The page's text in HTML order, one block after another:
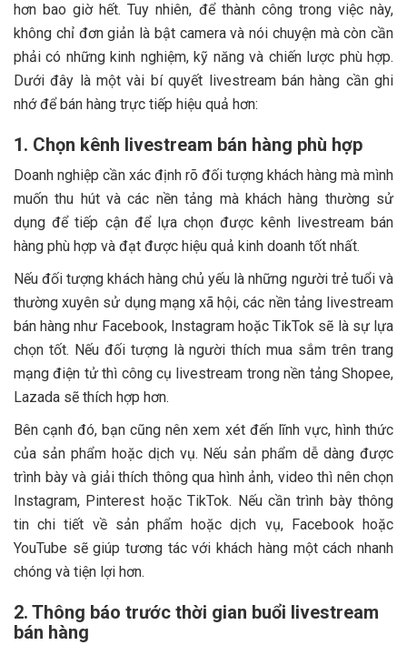
hơn bao giờ hết. Tuy nhiên, để thành công trong việc này,
không chỉ đơn giản là bật camera và nói chuyện mà còn cần
phải có những kinh nghiệm, kỹ năng và chiến lược phù hợp.
Dưới đây là một vài bí quyết livestream bán hàng cần ghi
nhớ để bán hàng trực tiếp hiệu quả hơn:
1. Chọn kênh livestream bán hàng phù hợp
Doanh nghiệp cần xác định rõ đối tượng khách hàng mà mình
muốn thu hút và các nền tảng mà khách hàng thường sử
dụng để tiếp cận để lựa chọn được kênh livestream bán
hàng phù hợp và đạt được hiệu quả kinh doanh tốt nhất.
Nếu đối tượng khách hàng chủ yếu là những người trẻ tuổi và
thường xuyên sử dụng mạng xã hội, các nền tảng livestream
bán hàng như Facebook, Instagram hoặc TikTok sẽ là sự lựa
chọn tốt. Nếu đối tượng là người thích mua sắm trên trang
mạng điện tử thì công cụ livestream trong nền tảng Shopee,
Lazada sẽ thích hợp hơn.
Bên cạnh đó, bạn cũng nên xem xét đến lĩnh vực, hình thức
của sản phẩm hoặc dịch vụ. Nếu sản phẩm dễ dàng được
trình bày và giải thích thông qua hình ảnh, video thì nên chọn
Instagram, Pinterest hoặc TikTok. Nếu cần trình bày thông
tin chi tiết về sản phẩm hoặc dịch vụ, Facebook hoặc
YouTube sẽ giúp tương tác với khách hàng một cách nhanh
chóng và tiện lợi hơn.
2. Thông báo trước thời gian buổi livestream
bán hàng